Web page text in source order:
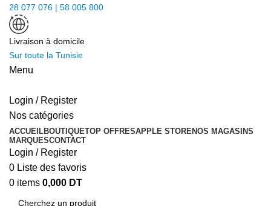
28 077 076 | 58 005 800
Livraison à domicile
Sur toute la Tunisie
Menu
Login / Register
Nos catégories
ACCUEILBOUTIQUETOP OFFRESAPPLE STORENOS MAGASINS
MARQUESCONTACT
Login / Register
0 Liste des favoris
0 items 0,000 DT